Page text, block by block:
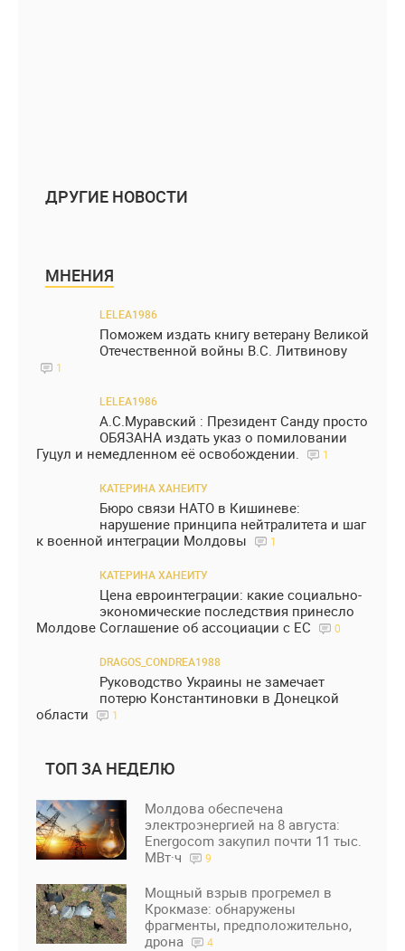
ДРУГИЕ НОВОСТИ
МНЕНИЯ
LELEA1986
Поможем издать книгу ветерану Великой
Отечественной войны В.С. Литвинову
1
LELEA1986
А.С.Муравский : Президент Санду просто
ОБЯЗАНА издать указ о помиловании
Гуцул и немедленном её освобождении.
1
КАТЕРИНА ХАНЕИТУ
Бюро связи НАТО в Кишиневе:
нарушение принципа нейтралитета и шаг
к военной интеграции Молдовы
1
КАТЕРИНА ХАНЕИТУ
Цена евроинтеграции: какие социально-
экономические последствия принесло
Молдове Соглашение об ассоциации с ЕС
0
DRAGOS_CONDREA1988
Руководство Украины не замечает
потерю Константиновки в Донецкой
области
1
ТОП ЗА НЕДЕЛЮ
Молдова обеспечена
электроэнергией на 8 августа:
Energocom закупил почти 11 тыс.
МВт·ч
9
Мощный взрыв прогремел в
Крокмазе: обнаружены
фрагменты, предположительно,
дрона
4